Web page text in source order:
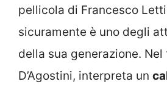
pellicola di Francesco
sicuramente è uno degli
della sua generazione.
D’Agostini, interpreta un